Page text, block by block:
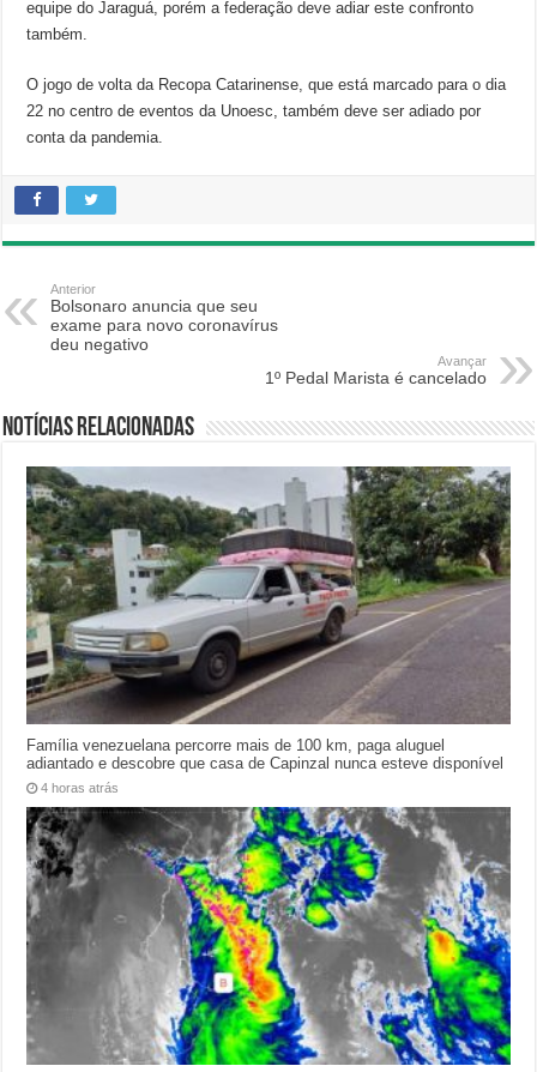
equipe do Jaraguá, porém a federação deve adiar este confronto
também.
O jogo de volta da Recopa Catarinense, que está marcado para o dia
22 no centro de eventos da Unoesc, também deve ser adiado por
conta da pandemia.
Anterior
Bolsonaro anuncia que seu
exame para novo coronavírus
deu negativo
Avançar
1º Pedal Marista é cancelado
Notícias relacionadas
Família venezuelana percorre mais de 100 km, paga aluguel
adiantado e descobre que casa de Capinzal nunca esteve disponível
4 horas atrás